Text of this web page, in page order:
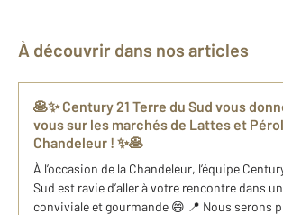
À découvrir dans nos articles
🥞✨ Century 21 Terre du Sud vous
vous sur les marchés de Lattes et
Chandeleur ! ✨🥞
À l’occasion de la Chandeleur, l’équipe
Sud est ravie d’aller à votre rencontre dans
conviviale et gourmande 😄 📍 Nous serons